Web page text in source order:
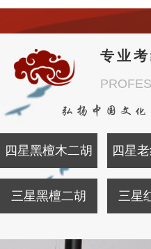
专业
弘扬中国文
四星黑檀木二胡 四星
三星黑檀二胡 三星